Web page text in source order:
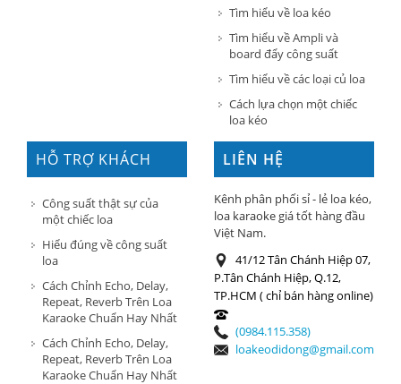
Tìm hiểu về loa kéo
Tìm hiểu về Ampli và
board đẩy công suất
Tìm hiểu về các loại củ loa
Cách lựa chọn một chiếc
loa kéo
HỖ TRỢ KHÁCH
HÀNG
Công suất thật sự của
một chiếc loa
Hiểu đúng về công suất
loa
Cách Chỉnh Echo, Delay,
Repeat, Reverb Trên Loa
Karaoke Chuẩn Hay Nhất
Cách Chỉnh Echo, Delay,
Repeat, Reverb Trên Loa
Karaoke Chuẩn Hay Nhất
LIÊN HỆ
Kênh phân phối sỉ - lẻ loa kéo,
loa karaoke giá tốt hàng đầu
Việt Nam.
41/12 Tân Chánh Hiệp 07,
P.Tân Chánh Hiệp, Q.12,
TP.HCM ( chỉ bán hàng online)
(0984.115.358)
loakeodidong@gmail.com